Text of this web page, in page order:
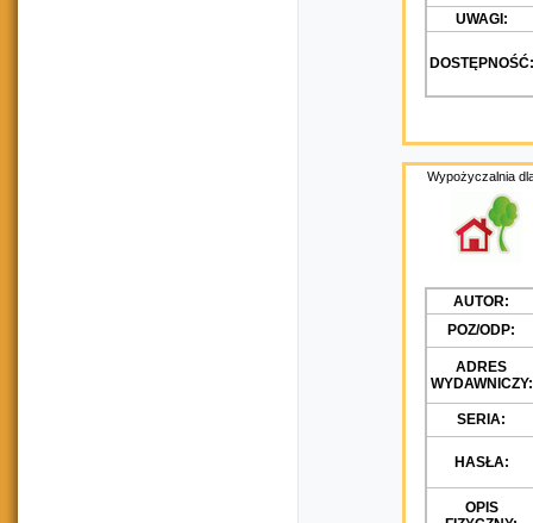
UWAGI:
DOSTĘPNOŚĆ:
Wypożyczalnia
AUTOR:
POZ/ODP:
ADRES
WYDAWNICZY:
SERIA:
HASŁA:
OPIS